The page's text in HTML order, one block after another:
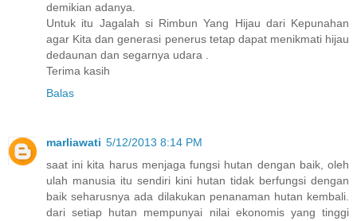
demikian adanya.
Untuk itu Jagalah si Rimbun Yang Hijau dari Kepunahan
agar Kita dan generasi penerus tetap dapat menikmati hijau
dedaunan dan segarnya udara .
Terima kasih
Balas
marliawati 5/12/2013 8:14 PM
saat ini kita harus menjaga fungsi hutan dengan baik, oleh
ulah manusia itu sendiri kini hutan tidak berfungsi dengan
baik seharusnya ada dilakukan penanaman hutan kembali.
dari setiap hutan mempunyai nilai ekonomis yang tinggi